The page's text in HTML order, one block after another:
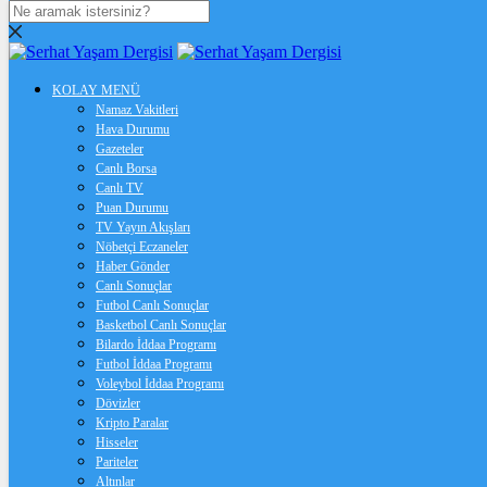
DOLAR
47,6959$% 0.14
EURO
% 0.31
STERLİN
% 0.4
GRAM ALTIN
%2,72
ÇEYREK ALTIN
10.925,00%2,75
BİTCOİN
KOLAY MENÜ
Namaz Vakitleri
Hava Durumu
Gazeteler
Canlı Borsa
Canlı TV
Puan Durumu
TV Yayın Akışları
Nöbetçi Eczaneler
Haber Gönder
Canlı Sonuçlar
Futbol Canlı Sonuçlar
Basketbol Canlı Sonuçlar
Bilardo İddaa Programı
Futbol İddaa Programı
Voleybol İddaa Programı
Dövizler
Kripto Paralar
Hisseler
Pariteler
Altınlar